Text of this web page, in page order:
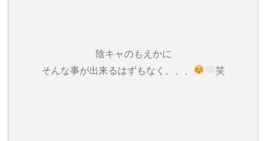
陰キャのもえかに
そんな事が出来るはずもなく、、、
笑